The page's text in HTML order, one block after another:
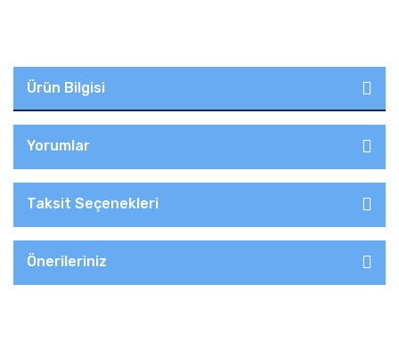
Ürün Bilgisi
Yorumlar
Taksit Seçenekleri
Önerileriniz